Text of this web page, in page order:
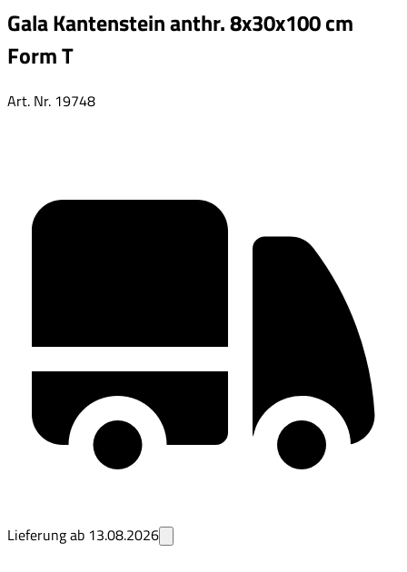
Gala Kantenstein anthr. 8x30x100 cm
Form T
Art. Nr. 19748
Lieferung ab 13.08.2026